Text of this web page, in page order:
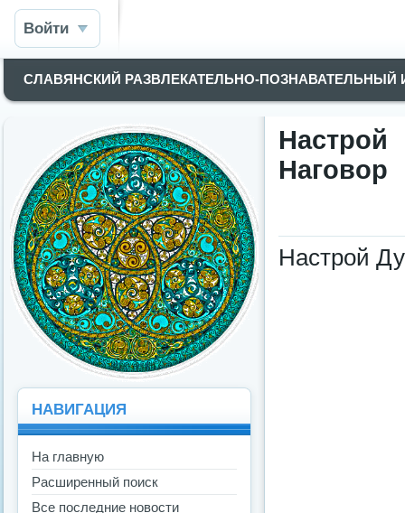
Войти
СЛАВЯНСКИЙ РАЗВЛЕКАТЕЛЬНО-
Наговор
Настрой
НАВИГАЦИЯ
На главную
Расширенный поиск
Все последние новости